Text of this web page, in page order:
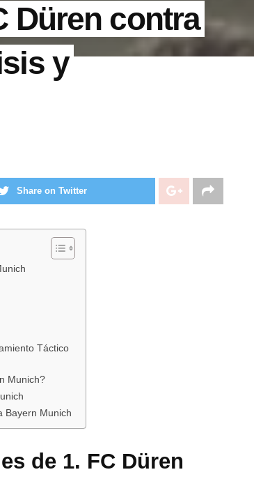
Düren contra
y
Share on Twitter
Táctico
Munich?
Bayern Munich
de 1. FC Düren